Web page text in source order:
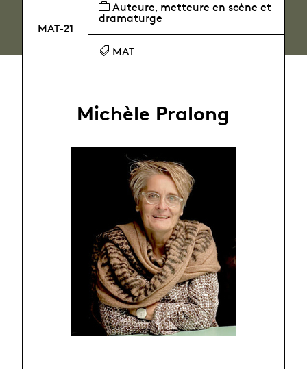
MAT-21
Auteure, metteure en scène et
dramaturge
MAT
Michèle Pralong